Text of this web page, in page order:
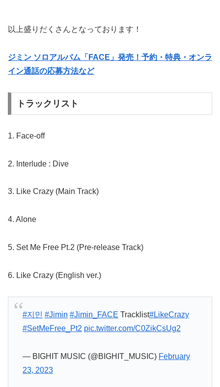
以上盛りだくさんとなっております！
ジミン ソロアルバム「FACE」発売！予約・特典・オンラ
イン通話の応募方法など
トラックリスト
1. Face-off
2. Interlude : Dive
3. Like Crazy (Main Track)
4. Alone
5. Set Me Free Pt.2 (Pre-release Track)
6. Like Crazy (English ver.)
#지민 #Jimin #Jimin_FACE Tracklist#LikeCrazy
#SetMeFree_Pt2 pic.twitter.com/C0ZikCsUg2
— BIGHIT MUSIC (@BIGHIT_MUSIC) February
23, 2023